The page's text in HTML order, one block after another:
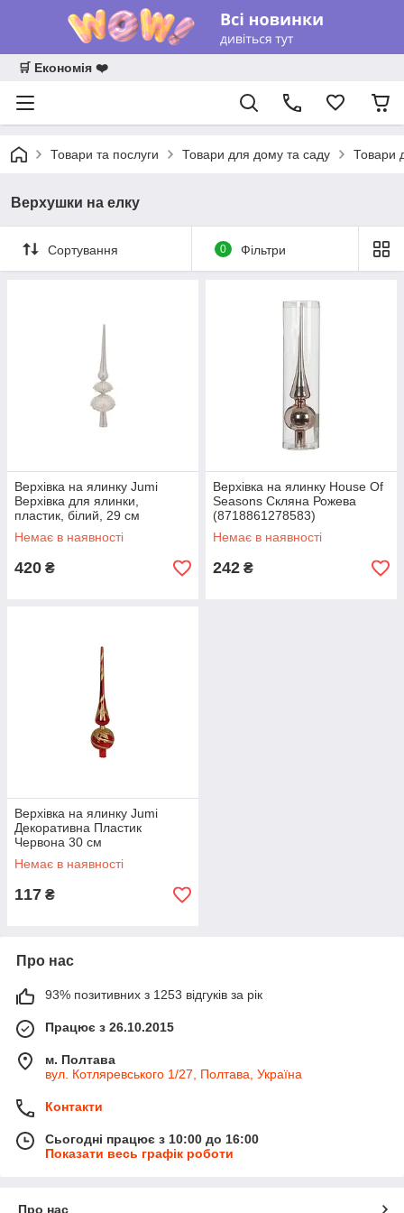
🛒 Економія ❤️
Товари та послуги Товари для дому та саду Товари
Верхушки на елку
Сортування 0 Фільтри
Верхівка на ялинку Jumi
Верхівка для ялинки,
пластик, білий, 29 см
(5900410889958)
Немає в наявності
420 ₴
Верхівка на ялинку House Of
Seasons Скляна Рожева
(8718861278583)
Немає в наявності
242 ₴
Верхівка на ялинку Jumi
Декоративна Пластик
Червона 30 см
(5900410444454)
Немає в наявності
117 ₴
Про нас
93% позитивних з 1253 відгуків за рік
Працює з 26.10.2015
м. Полтава
вул. Котляревського 1/27, Полтава, Україна
Контакти
Сьогодні працює з 10:00 до 16:00
Показати весь графік роботи
Про нас